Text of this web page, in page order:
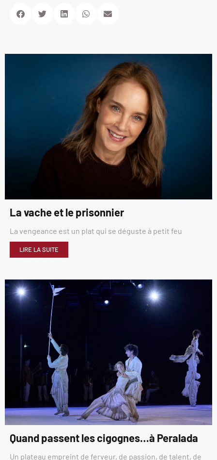
La vache et le prisonnier
La vengeance est un plat qui se déguste à petit feu
LIRE LA SUITE
Quand passent les cigognes…à Peralada
Un plateau empreint de ferveur, de passion, de talent, de